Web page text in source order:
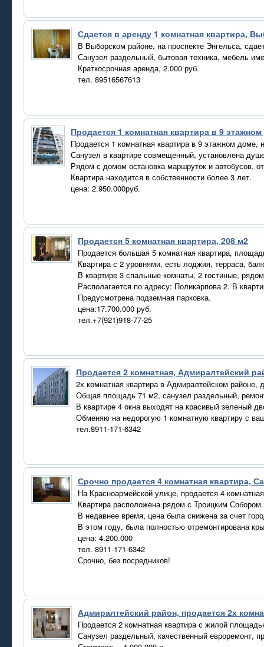
Сдается в аренду 1 комнатная квартира,
В Выборском районе, на проспекте Энгельса,
Санузел раздельный, бытовая техника, мебель
Краткосрочная аренда, 2.000 руб.
тел. 89516567613
Продается 1 комнатная квартира в 9
Продается 1 комнатная квартира в 9 этажном доме,
Санузел в квартире совмещенный, установлена
Рядом с домом остановка маршруток и автобусов,
Квартира находится в собственности более 3 лет.
цена: 2.950.000руб.
Продается 5 комнатная квартира, 208 м2
Продается большая 5 комнатная квартира,
Квартира с 2 уровнями, есть лоджия, терраса,
В квартире 3 спальные комнаты, 2 гостиные,
Располагается по адресу: Поликарпова 2. В
Предусмотрена подземная парковка.
цена:17.700.000 руб.
тел.+7(921)918-77-25
Продается 2 комнатная, Адмиралтейский
2х комнатная квартира в Адмиралтейском районе,
Общая площадь 71 м2, санузел раздельный,
В квартире 4 окна выходят на красивый зеленый
Обменяю на недорогую 1 комнатную квартиру с
тел.8911-171-6342
Срочно продается 4 комнатная квартира,
На Красноармейской улице, продается 4
Квартира расположена рядом с Троицким Собором.
В недавнее время, цена была снижена за счет
В этом году, была полностью отремонтирована
цена: 4.200.000
тел. 8911-171-6342
Срочно, без посредников!
Адмиралтейский район, продается 2х
Продается 2 комнатная квартира с жилой
Санузел раздельный, качественный евроремонт,